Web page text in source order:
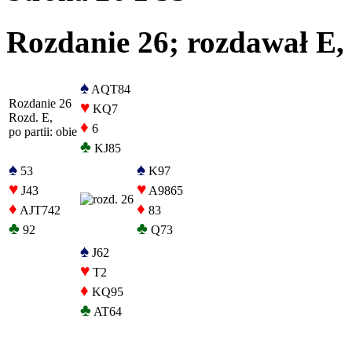
Rozdanie 26; rozdawał
Rozdanie 26
Rozd. E,
po partii: obie
♠AQT84
♥ KQ7
♦ 6
♣ KJ85
♠ 53
♥ J43
♦ AJT742
♣ 92
♠ K97
♥A9865
♦ 83
♣ Q73
♠ J62
♥ T2
♦ KQ95
♣AT64